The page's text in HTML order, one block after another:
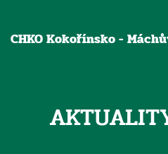
CHKO Kokořínsko -